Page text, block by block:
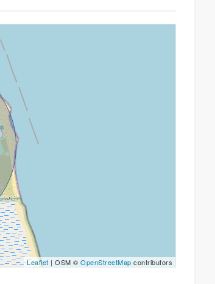
Leaflet | OSM ©OpenStreetMap contributors